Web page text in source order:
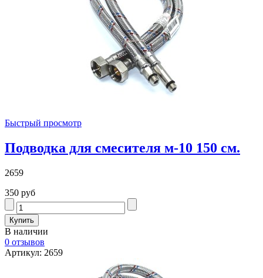
Быстрый просмотр
Подводка для смесителя м-10 150 см.
2659
350 руб
В наличии
0 отзывов
Артикул: 2659